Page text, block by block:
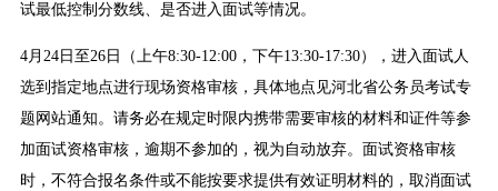
试最低控制分数线、是否进入面试等情况。
4月24日至26日（上午8:30-12:00，下午13:30-17:30），进入面试人
选到指定地点进行现场资格审核，具体地点见河北省公务员考试专
题网站通知。请务必在规定时限内携带需要审核的材料和证件等参
加面试资格审核，逾期不参加的，视为自动放弃。面试资格审核
时，不符合报名条件或不能按要求提供有效证明材料的，取消面试